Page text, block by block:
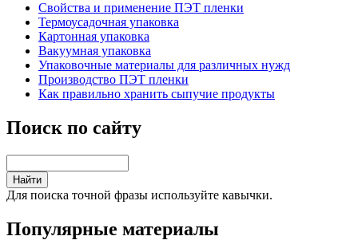
Свойства и применение ПЭТ пленки
Термоусадочная упаковка
Картонная упаковка
Вакуумная упаковка
Упаковочные материалы для различных нужд
Производство ПЭТ пленки
Как правильно хранить сыпучие продукты
Поиск по сайту
Для поиска точной фразы используйте кавычки.
Популярные материалы